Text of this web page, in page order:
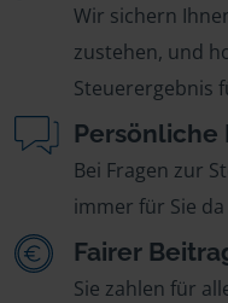
Wir sichern
zustehen, und
Steuerergebnis
Persönliche
Bei Fragen zur
immer für Sie
Fairer
Sie zahlen für